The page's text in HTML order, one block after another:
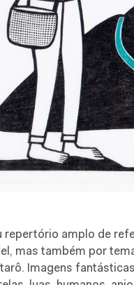
amplo de
mas também por
Imagens